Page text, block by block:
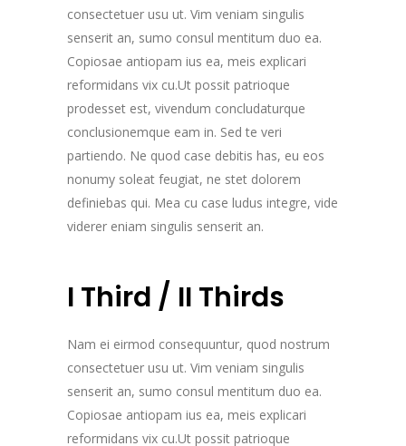
consectetuer usu ut. Vim veniam singulis
senserit an, sumo consul mentitum duo ea.
Copiosae antiopam ius ea, meis explicari
reformidans vix cu.Ut possit patrioque
prodesset est, vivendum concludaturque
conclusionemque eam in. Sed te veri
partiendo. Ne quod case debitis has, eu eos
nonumy soleat feugiat, ne stet dolorem
definiebas qui. Mea cu case ludus integre, vide
viderer eniam singulis senserit an.
I Third / II Thirds
Nam ei eirmod consequuntur, quod nostrum
consectetuer usu ut. Vim veniam singulis
senserit an, sumo consul mentitum duo ea.
Copiosae antiopam ius ea, meis explicari
reformidans vix cu.Ut possit patrioque